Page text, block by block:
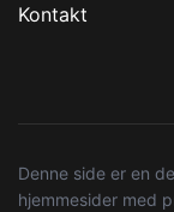
Kontakt
Denne side er en
hjemmesider med